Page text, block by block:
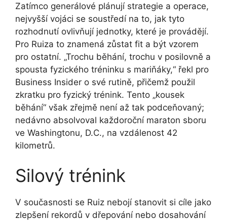
Zatímco generálové plánují strategie a operace,
nejvyšší vojáci se soustředí na to, jak tyto
rozhodnutí ovlivňují jednotky, které je provádějí.
Pro Ruiza to znamená zůstat fit a být vzorem
pro ostatní. „Trochu běhání, trochu v posilovně a
spousta fyzického tréninku s mariňáky,“ řekl pro
Business Insider o své rutině, přičemž použil
zkratku pro fyzický trénink. Tento „kousek
běhání“ však zřejmě není až tak podceňovaný;
nedávno absolvoval každoroční maraton sboru
ve Washingtonu, D.C., na vzdálenost 42
kilometrů.
Silový trénink
V současnosti se Ruiz nebojí stanovit si cíle jako
zlepšení rekordů v dřepování nebo dosahování